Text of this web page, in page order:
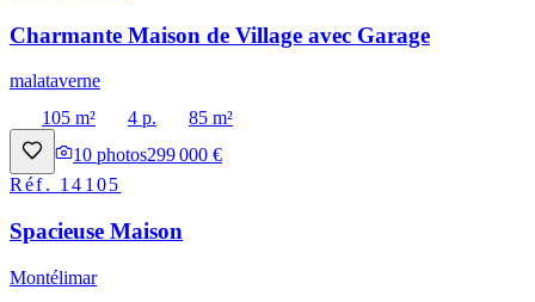
Charmante Maison de Village avec Garage
malataverne
105 m²
4 p.
85 m²
10 photos299 000 €
Réf. 14105
Spacieuse Maison
Montélimar